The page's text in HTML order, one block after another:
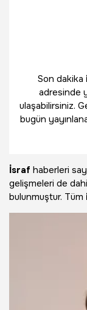
Son dakika
adresinde
ulaşabilirsiniz.
bugün
İsraf haberleri
gelişmeleri de
bulunmuştur. Tüm